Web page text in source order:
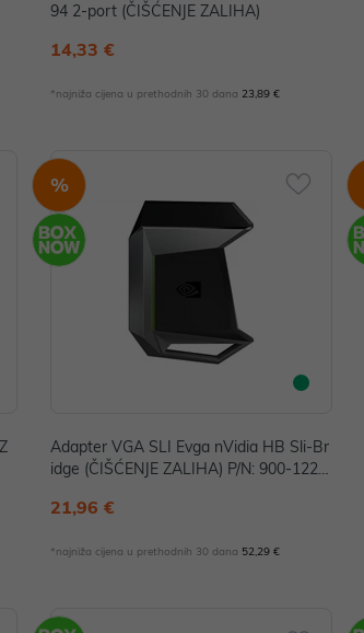
94 2-port (ČIŠĆENJE ZALIHA)
14,33 €
*najniža cijena u prethodnih 30 dana 23,89 €
%
Adapter VGA SLI Evga nVidia HB Sli-Br
idge (ČIŠĆENJE ZALIHA) P/N: 900-1223
21,96 €
*najniža cijena u prethodnih 30 dana 52,29 €